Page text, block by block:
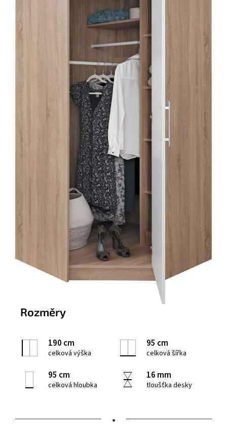
Rozměry
190 cm
celková výška
95 cm
celková šířka
95 cm
celková hloubka
16 mm
tloušťka desky
•